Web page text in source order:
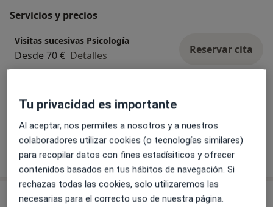
Servicios y precios
Visitas sucesivas Psicología
Desde 70 € Detalles Reservar cita
Desde 70 € Detalles
¿Cómo funcionan los precios?
Consultas (2)
Tu privacidad es importante
Al aceptar, nos permites a nosotros y a nuestros
colaboradores utilizar cookies (o tecnologías similares)
para recopilar datos con fines estadísiticos y ofrecer
contenidos basados en tus hábitos de navegación. Si
rechazas todas las cookies, solo utilizaremos las
necesarias para el correcto uso de nuestra página.